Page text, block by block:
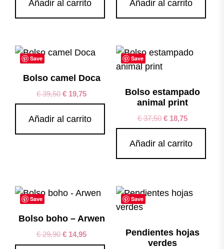
Añadir al carrito Añadir al carrito
Save
Bolso camel Doca
€39,50 € 19,75
Añadir al carrito
Save
Bolso estampado
animal print
€37,50 €18,75
Añadir al carrito
Save
Bolso boho – Arwen
€29,90 € 14,95
Save
Pendientes hojas
verdes